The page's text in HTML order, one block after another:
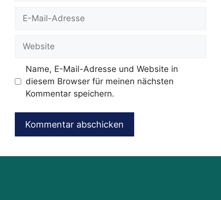
Mail-
Name, E-Mail-Adresse und Website in
diesem Browser für meinen nächsten
Kommentar speichern.